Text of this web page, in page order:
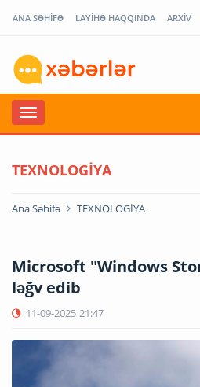
ANA SƏHİFƏ LAYİHƏ HAQQINDA ARXİV
TEXNOLOGİYA
Ana Səhifə TEXNOLOGİYA
Microsoft "Windows
ləğv edib
11-09-2025 21:47